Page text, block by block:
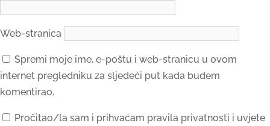
Web-stranica
Spremi moje ime, e-poštu i web-stranicu u ovom
internet pregledniku za sljedeći put kada budem
komentirao.
Pročitao/la sam i prihvaćam pravila privatnosti i uvjete